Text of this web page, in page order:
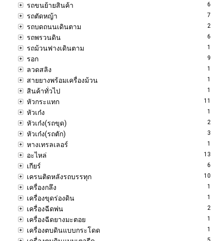
รถขนย้ายสินค้า 6
รถตัดหญ้า 7
รถบดถนนเดินตาม 2
รถพรวนดิน 6
รถม้วนฟางเดินตาม 1
รอก 9
ลวดสลิง 1
สายยางพร้อมเครื่องม้วน 1
สินค้าทั่วไป 1
หัวกระแทก 11
หัวเก๋ง 1
หัวเก๋ง(รถขุด) 2
หัวเก๋ง(รถตัก) 3
หางเทรลเลอร์ 1
อะไหล่ 13
เกียร์ 6
เครนติดหลังรถบรรทุก 10
เครื่องกลึง 1
เครื่องขุดร่องดิน 1
เครื่องฉีดพ่น 2
เครื่องฉีดยางมะตอย 1
เครื่องตบดินแบบกระโดด 1